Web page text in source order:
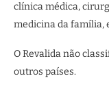
clínica médica,
medicina da família,
O Revalida não
outros países.